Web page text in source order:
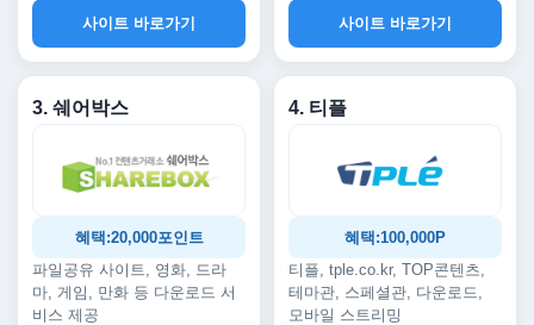
사이트 바로가기
사이트 바로가기
3. 쉐어박스
혜택:20,000포인트
파일공유 사이트, 영화, 드라
마, 게임, 만화 등 다운로드 서
비스 제공
4. 티플
혜택:100,000P
티플, tple.co.kr, TOP콘텐츠,
테마관, 스페셜관, 다운로드,
모바일 스트리밍